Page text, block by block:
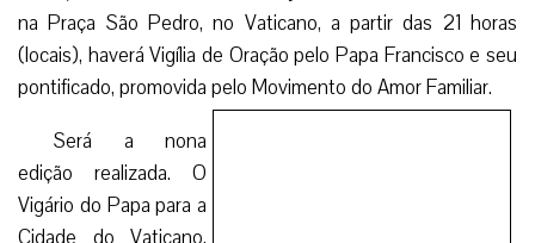
na Praça São Pedro, no Vaticano, a partir das 21 horas
(locais), haverá Vigília de Oração pelo Papa Francisco e seu
pontificado, promovida pelo Movimento do Amor Familiar.
Será a nona edição realizada. O Vigário do Papa para a
Cidade do Vaticano, Cardeal Angelo Comastri, Arcipreste da
Basílica de São Pedro, irá presidir a vigília. Esta oração
“oferece sempre uma mensagem significativa a todas as